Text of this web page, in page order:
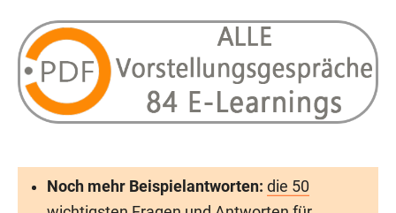
Noch mehr Beispielantworten: die 50